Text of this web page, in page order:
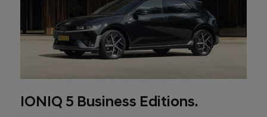
IONIQ 5 Business Editions.